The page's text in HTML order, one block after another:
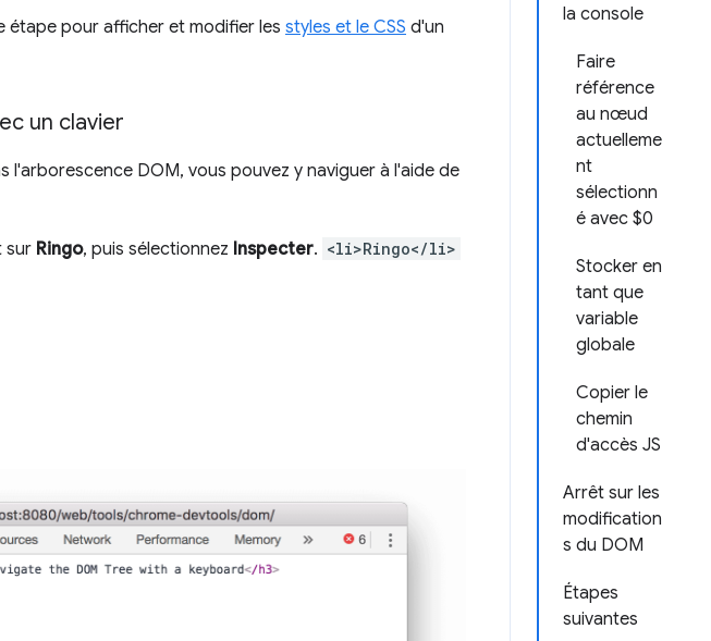
la console
Faire
référence
au nœud
actuelleme
nt
sélectionn
é avec $0
Stocker en
tant que
variable
globale
Copier le
chemin
d'accès JS
Arrêt sur les
modification
s du DOM
Étapes
suivantes
étape pour afficher et modifier les styles et le CSS d'un
un clavier
DOM, vous pouvez y naviguer à l'aide de
sur Ringo, puis sélectionnez Inspecter. <li>Ringo</li>